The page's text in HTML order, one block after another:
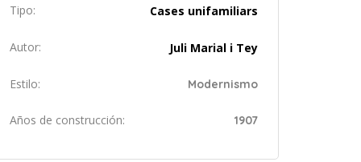
Tipo: Cases unifamiliars
Autor: Juli Marial i Tey
Estilo: Modernismo
Años de construcción: 1907